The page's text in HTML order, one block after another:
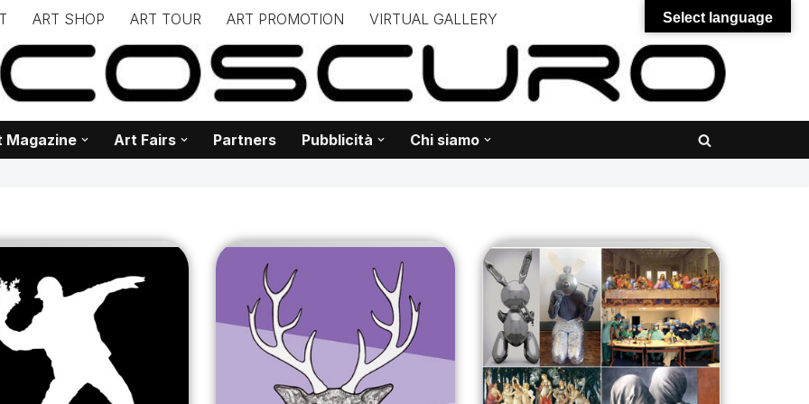
ART SHOP ART TOUR ART PROMOTION VIRTUAL GALLERY
– – – – – – – – – – www.biancoscuro.it – – – – – – – – – – – – – – –
– Editoria – Spazi Espositivi – Concorsi Internazionali – – – – – – – – – – – – – – –
Magazine Art Fairs Partners Pubblicità Chi siamo
Select language